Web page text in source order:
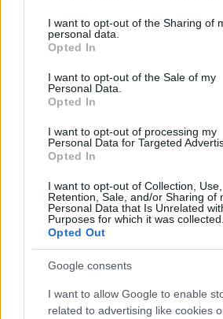
not limited to your visit or usage
grant or deny consent to Google and its
use your data for below specified
consent section.
I want to opt-out of the Sharing of
personal data.
Opted In
I want to opt-out of the Sale of my
Personal Data.
Opted In
I want to opt-out of processing my
Personal Data for Targeted
Opted In
I want to opt-out of Collection, Use,
Retention, Sale, and/or Sharing of
Personal Data that Is Unrelated
Purposes for which it was collected.
Opted Out
Google consents
I want to allow Google to enable
related to advertising like cookies
Novità bollette luce: prezzi zonali,
per il 2026
Linda Pellegrini · 6 Ago 2026
SERVIZI PER LE AZIENDE